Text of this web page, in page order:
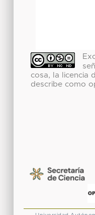
cosa, la licencia
describe como